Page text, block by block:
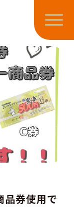
メニ
品券使用で